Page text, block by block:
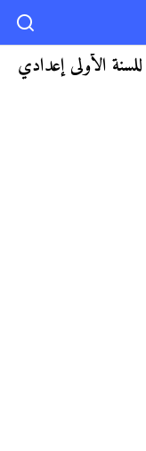
الأولى إعدادي